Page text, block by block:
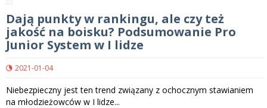
Dają punkty w rankingu, ale czy też
jakość na boisku? Podsumowanie Pro
Junior System w I lidze
2021-01-04
Niebezpieczny jest ten trend związany z ochocznym stawianiem
na młodzieżowców w I lidze...